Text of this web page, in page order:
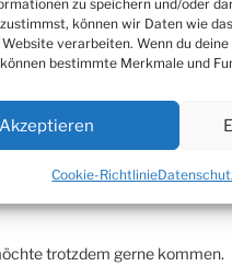
zu speichern und/oder
können wir Daten wie
Website verarbeiten. Wenn du
bestimmte Merkmale und
Akzeptieren
Cookie-Richtlinie
wiehl.de/
trotzdem gerne kommen.